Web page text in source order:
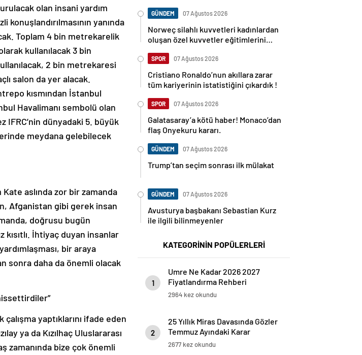
olan insani yardım
yanında
Toplam 4 bin metrekarelik
kullanılacak 3 bin
2 bin metrekaresi
salon da yer alacak.
kısmından İstanbul
Havalimanı sembolü olan
IFRC’nin dünyadaki 5. büyük
meydana gelebilecek
Kate aslında zor bir zamanda
Afganistan gibi gerek insan
doğrusu bugün
kısıtlı. İhtiyaç duyan insanlar
bir araya
sonra daha da önemli olacak
yaptıklarını ifade eden
ya da Kızılhaç Uluslararası
zamanında bize çok önemli
GÜNDEM 07 Ağustos 2026
Norweç silahlı kuvvetleri kadınlardan
oluşan özel kuvvetler eğitimlerini
SPOR 07 Ağustos 2026
Cristiano Ronaldo’nun akıllara zarar
tüm kariyerinin istatistiğini çıkardık !
SPOR 07 Ağustos 2026
Galatasaray’a kötü haber! Monaco’dan
flaş Onyekuru kararı.
GÜNDEM 07 Ağustos 2026
Trump’tan seçim sonrası ilk mülakat
GÜNDEM 07 Ağustos 2026
Avusturya başbakanı Sebastian Kurz
ile ilgili bilinmeyenler
KATEGORİNİN POPÜLERLERİ
1
Umre Ne Kadar 2026 2027
Fiyatlandırma Rehberi
2964 kez okundu
2
25 Yıllık Miras Davasında Gözler
Temmuz Ayındaki Karar
Duruşmasına Çevrildi
2677 kez okundu